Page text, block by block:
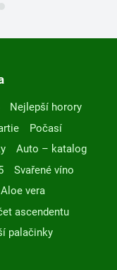
Nejlepší horory
Počasí
Auto – katalog
Svařené víno
Aloe vera
ascendentu
palačinky